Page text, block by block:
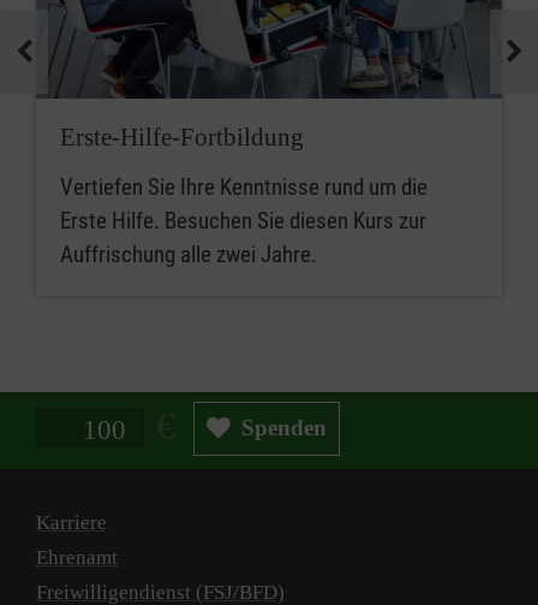
Erste-Hilfe-Fortbildung
Vertiefen Sie Ihre Kenntnisse rund um die
Erste Hilfe. Besuchen Sie diesen Kurs zur
Auffrischung alle zwei Jahre.
Spendenbetrag in Euro Spenden
Karriere
Ehrenamt
Freiwilligendienst (FSJ/BFD)